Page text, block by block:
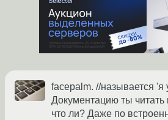
facepalm. //называется 'я
Документацию ты
что ли? Даже по